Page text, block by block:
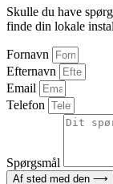
Skulle du have
finde din lokale
Fornavn
Efternavn
Email
Telefon
Spørgsmål
Af sted med den ⟶